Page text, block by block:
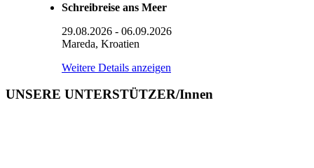
Schreibreise ans Meer
29.08.2026 - 06.09.2026
Mareda, Kroatien
Weitere Details anzeigen
UNSERE UNTERSTÜTZER/Innen